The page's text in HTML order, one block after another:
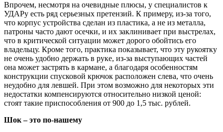
Впрочем, несмотря на очевидные плюсы, у специалистов к
УДАРу есть ряд серьезных претензий. К примеру, из-за того,
что корпус устройства сделан из пластика, а не из металла,
патроны часто дают осечки, и их заклинивает при выстрелах,
что в критической ситуации может дорого обойтись его
владельцу. Кроме того, практика показывает, что эту рукоятку
не очень удобно держать в руке, из-за выступающих частей
она может застрять в кармане, а благодаря особенностям
конструкции спусковой крючок расположен слева, что очень
неудобно для левшей. При этом возможно для некоторых эти
недостатки компенсируются относительно низкой ценой:
стоят такие приспособления от 900 до 1,5 тыс. рублей.
Шок – это по-нашему